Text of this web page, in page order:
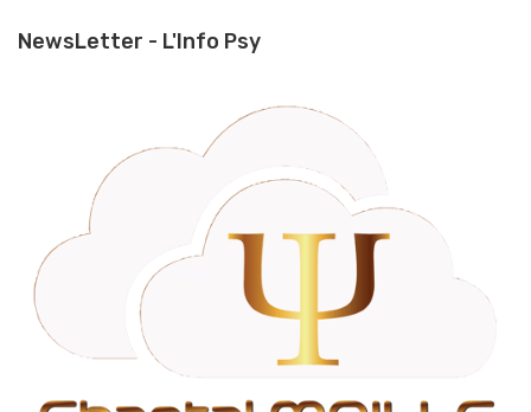
NewsLetter - L'Info Psy